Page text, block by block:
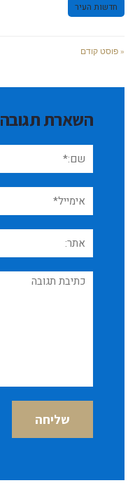
חדשות העיר
« פוסט קודם
השארת תגובה
שם:*
אימייל*
אתר:
תגובה